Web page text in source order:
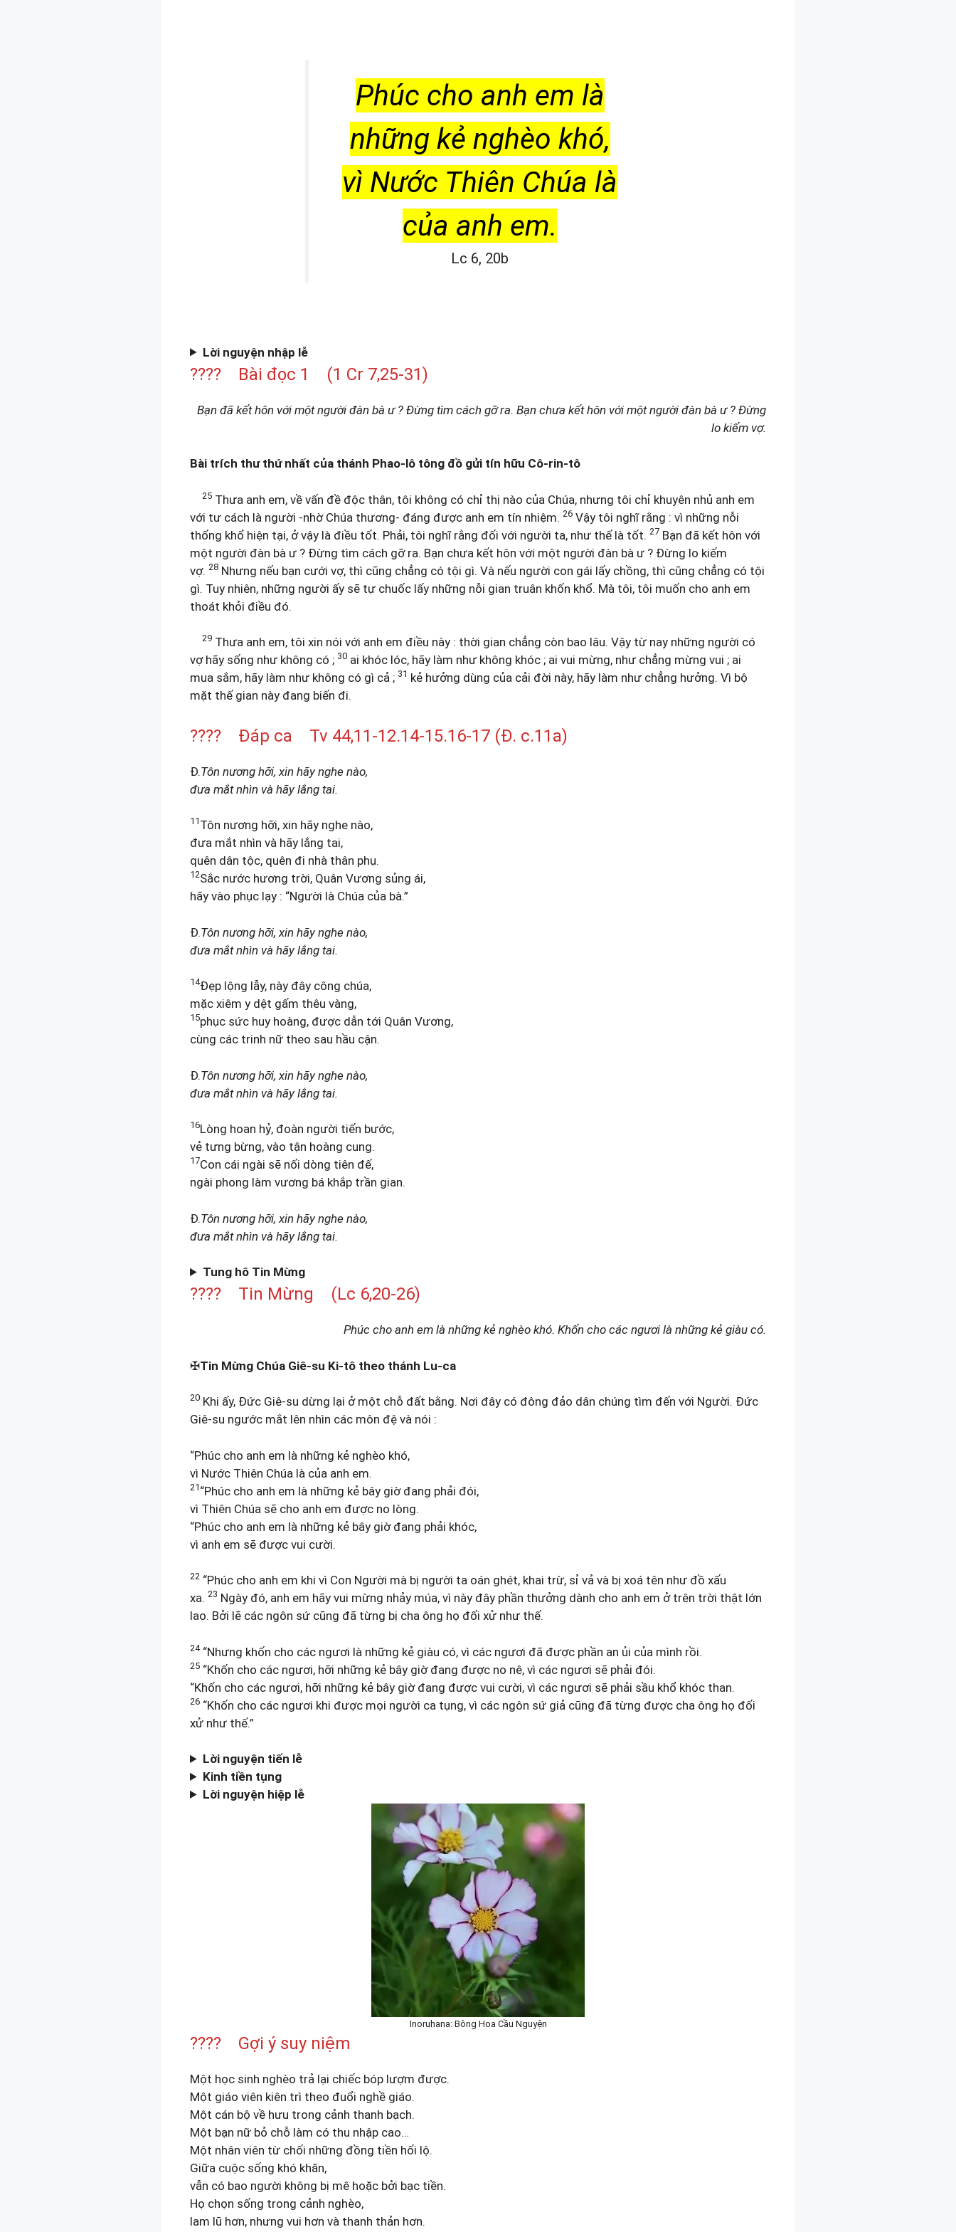
Phúc cho anh em là
những kẻ nghèo khó,
vì Nước Thiên Chúa là
của anh em.
Lc 6, 20b
Lời nguyện nhập lễ
???? Bài đọc 1 (1 Cr 7,25-31)
Bạn đã kết hôn với một người đàn bà ư ? Đừng tìm cách gỡ ra. Bạn chưa kết hôn với một người đàn bà ư ? Đừng
lo kiếm vợ.
Bài trích thư thứ nhất của thánh Phao-lô tông đồ gửi tín hữu Cô-rin-tô
25 Thưa anh em, về vấn đề độc thân, tôi không có chỉ thị nào của Chúa, nhưng tôi chỉ khuyên nhủ anh em
với tư cách là người -nhờ Chúa thương- đáng được anh em tín nhiệm. 26 Vậy tôi nghĩ rằng : vì những nỗi
thống khổ hiện tại, ở vậy là điều tốt. Phải, tôi nghĩ rằng đối với người ta, như thế là tốt. 27 Bạn đã kết hôn với
một người đàn bà ư ? Đừng tìm cách gỡ ra. Bạn chưa kết hôn với một người đàn bà ư ? Đừng lo kiếm
vợ. 28 Nhưng nếu bạn cưới vợ, thì cũng chẳng có tội gì. Và nếu người con gái lấy chồng, thì cũng chẳng có tội
gì. Tuy nhiên, những người ấy sẽ tự chuốc lấy những nỗi gian truân khốn khổ. Mà tôi, tôi muốn cho anh em
thoát khỏi điều đó.
29 Thưa anh em, tôi xin nói với anh em điều này : thời gian chẳng còn bao lâu. Vậy từ nay những người có
vợ hãy sống như không có ; 30 ai khóc lóc, hãy làm như không khóc ; ai vui mừng, như chẳng mừng vui ; ai
mua sắm, hãy làm như không có gì cả ; 31 kẻ hưởng dùng của cải đời này, hãy làm như chẳng hưởng. Vì bộ
mặt thế gian này đang biến đi.
???? Đáp ca Tv 44,11-12.14-15.16-17 (Đ. c.11a)
Đ.Tôn nương hỡi, xin hãy nghe nào,
đưa mắt nhìn và hãy lắng tai.
11 Tôn nương hỡi, xin hãy nghe nào,
đưa mắt nhìn và hãy lắng tai,
quên dân tộc, quên đi nhà thân phụ.
12Sắc nước hương trời, Quân Vương sủng ái,
hãy vào phục lạy : “Người là Chúa của bà.”
Đ.Tôn nương hỡi, xin hãy nghe nào,
đưa mắt nhìn và hãy lắng tai.
14Đẹp lộng lẫy, này đây công chúa,
mặc xiêm y dệt gấm thêu vàng,
15phục sức huy hoàng, được dẫn tới Quân Vương,
cùng các trinh nữ theo sau hầu cận.
Đ.Tôn nương hỡi, xin hãy nghe nào,
đưa mắt nhìn và hãy lắng tai.
16Lòng hoan hỷ, đoàn người tiến bước,
vẻ tưng bừng, vào tận hoàng cung.
17Con cái ngài sẽ nối dòng tiên đế,
ngài phong làm vương bá khắp trần gian.
Đ.Tôn nương hỡi, xin hãy nghe nào,
đưa mắt nhìn và hãy lắng tai.
Tung hô Tin Mừng
???? Tin Mừng (Lc 6,20-26)
Phúc cho anh em là những kẻ nghèo khó. Khốn cho các ngươi là những kẻ giàu có.
✠Tin Mừng Chúa Giê-su Ki-tô theo thánh Lu-ca
20 Khi ấy, Đức Giê-su dừng lại ở một chỗ đất bằng. Nơi đây có đông đảo dân chúng tìm đến với Người. Đức
Giê-su ngước mắt lên nhìn các môn đệ và nói :
“Phúc cho anh em là những kẻ nghèo khó,
vì Nước Thiên Chúa là của anh em.
21 “Phúc cho anh em là những kẻ bây giờ đang phải đói,
vì Thiên Chúa sẽ cho anh em được no lòng.
“Phúc cho anh em là những kẻ bây giờ đang phải khóc,
vì anh em sẽ được vui cười.
22 “Phúc cho anh em khi vì Con Người mà bị người ta oán ghét, khai trừ, sỉ vả và bị xoá tên như đồ xấu
xa. 23 Ngày đó, anh em hãy vui mừng nhảy múa, vì này đây phần thưởng dành cho anh em ở trên trời thật lớn
lao. Bởi lẽ các ngôn sứ cũng đã từng bị cha ông họ đối xử như thế.
24“Nhưng khốn cho các ngươi là những kẻ giàu có, vì các ngươi đã được phần an ủi của mình rồi.
25 “Khốn cho các ngươi, hỡi những kẻ bây giờ đang được no nê, vì các ngươi sẽ phải đói.
“Khốn cho các ngươi, hỡi những kẻ bây giờ đang được vui cười, vì các ngươi sẽ phải sầu khổ khóc than.
26 “Khốn cho các ngươi khi được mọi người ca tụng, vì các ngôn sứ giả cũng đã từng được cha ông họ đối
xử như thế.”
Lời nguyện tiến lễ
Kinh tiền tụng
Lời nguyện hiệp lễ
Inoruhana: Bông Hoa Cầu Nguyện
???? Gợi ý suy niệm
Một học sinh nghèo trả lại chiếc bóp lượm được.
Một giáo viên kiên trì theo đuổi nghề giáo.
Một cán bộ về hưu trong cảnh thanh bạch.
Một bạn nữ bỏ chỗ làm có thu nhập cao…
Một nhân viên từ chối những đồng tiền hối lộ.
Giữa cuộc sống khó khăn,
vẫn có bao người không bị mê hoặc bởi bạc tiền.
Họ chọn sống trong cảnh nghèo,
lam lũ hơn, nhưng vui hơn và thanh thản hơn.